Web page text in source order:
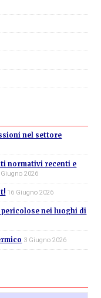
nel settore
normativi recenti e
2026
16 Giugno 2026
pericolose nei luoghi di
3 Giugno 2026